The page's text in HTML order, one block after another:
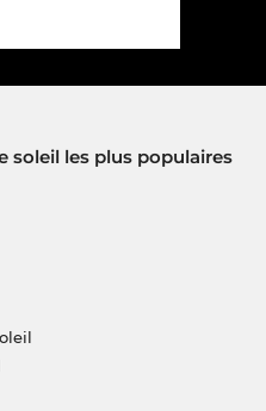
soleil les plus populaires